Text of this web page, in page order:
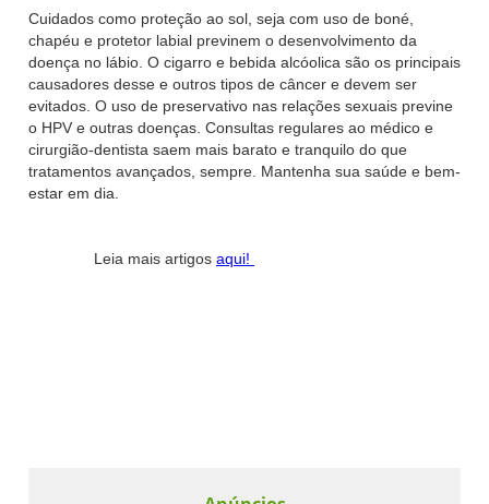
Cuidados como proteção ao sol, seja com uso de boné,
chapéu e protetor labial previnem o desenvolvimento da
doença no lábio. O cigarro e bebida alcóolica são os principais
causadores desse e outros tipos de câncer e devem ser
evitados. O uso de preservativo nas relações sexuais previne
o HPV e outras doenças. Consultas regulares ao médico e
cirurgião-dentista saem mais barato e tranquilo do que
tratamentos avançados, sempre. Mantenha sua saúde e bem-
estar em dia.
Leia mais artigos aqui!